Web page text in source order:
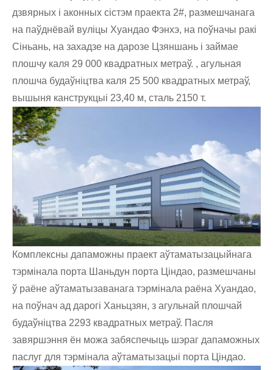
дзвярных і аконных сістэм праекта 2#, размешчанага
на паўднёвай вуліцы Хуандао Фэнхэ, на поўначы ракі
Сіньань, на захадзе на дарозе Цзяншань і займае
плошчу каля 29 000 квадратных метраў. , агульная
плошча будаўніцтва каля 25 500 квадратных метраў,
вышыня канструкцыі 23,40 м, сталь 2150 т.
Комплексны дапаможны праект аўтаматызацыйнага
тэрмінала порта Шаньдун порта Ціндао, размешчаны
ў раёне аўтаматызаванага тэрмінала раёна Хуандао,
на поўнач ад дарогі Ханьцзян, з агульнай плошчай
будаўніцтва 2293 квадратных метраў. Пасля
завяршэння ён можа забяспечыць шэраг дапаможных
паслуг для тэрмінала аўтаматызацыі порта Ціндао.